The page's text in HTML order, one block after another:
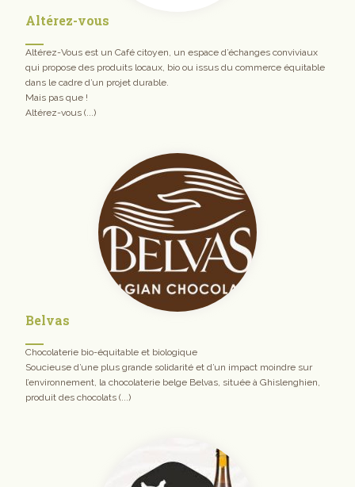
Altérez-vous
Altérez-Vous est un Café citoyen, un espace d’échanges conviviaux
qui propose des produits locaux, bio ou issus du commerce équitable
dans le cadre d’un projet durable.
Mais pas que !
Altérez-vous (...)
Belvas
Chocolaterie bio-équitable et biologique
Soucieuse d’une plus grande solidarité et d’un impact moindre sur
l’environnement, la chocolaterie belge Belvas, située à Ghislenghien,
produit des chocolats (...)